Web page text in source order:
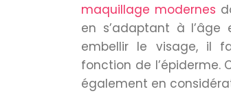
maquillage modernes
en s’adaptant à
embellir le visage, il
fonction de l’épiderme.
également en